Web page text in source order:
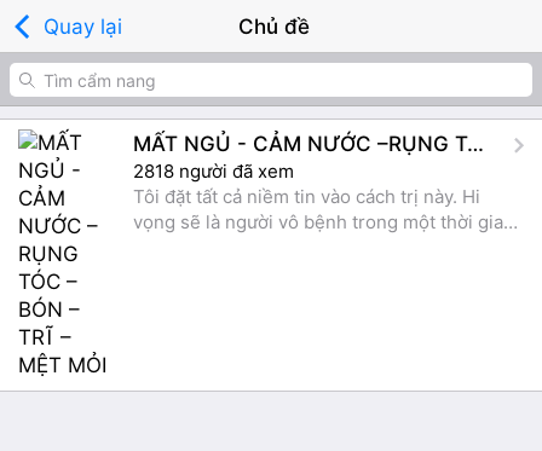
Quay lại Chủ đề
MẤT NGỦ - CẢM NƯỚC –RỤNG TÓC –BÓN – TRĨ – MỆT MỎI
2818 người đã xem
Tôi đặt tất cả niềm tin vào cách trị này. Hi
vọng sẽ là người vô bệnh trong một thời gian